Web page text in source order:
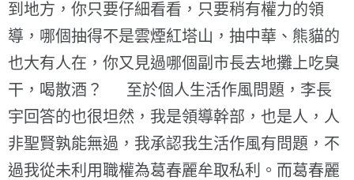
到地方，你只要仔細看看，只要稍有權力的領
導，哪個抽得不是雲煙紅塔山，抽中華、熊貓的
也大有人在，你又見過哪個副市長去地攤上吃臭
干，喝散酒？ 至於個人生活作風問題，李長
宇回答的也很坦然，我是領導幹部，也是人，人
非聖賢孰能無過，我承認我生活作風有問題，不
過我從未利用職權為葛春麗牟取私利。而葛春麗